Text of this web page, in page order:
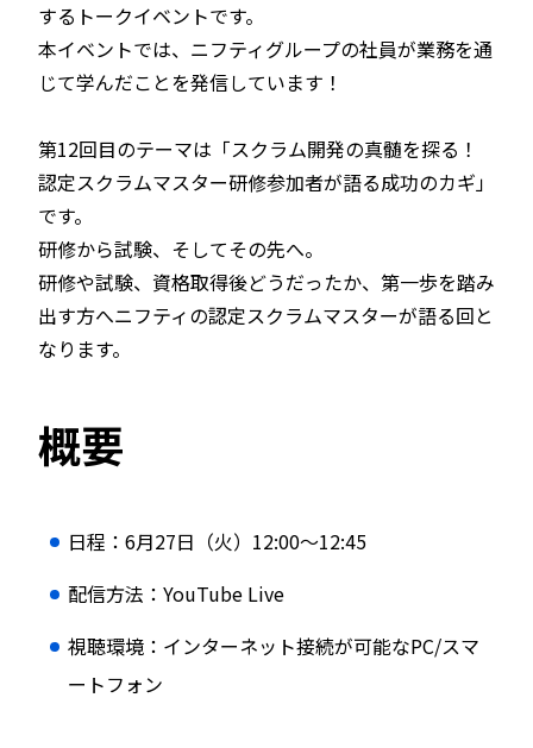
するトークイベントです。
本イベントでは、ニフティグループの社員が業務を通
じて学んだことを発信しています！
第12回目のテーマは「スクラム開発の真髄を探る！
認定スクラムマスター研修参加者が語る成功のカギ」
です。
研修から試験、そしてその先へ。
研修や試験、資格取得後どうだったか、第一歩を踏み
出す方へニフティの認定スクラムマスターが語る回と
なります。
概要
日程：6月27日（火）12:00〜12:45
配信方法：YouTube Live
視聴環境：インターネット接続が可能なPC/スマ
ートフォン